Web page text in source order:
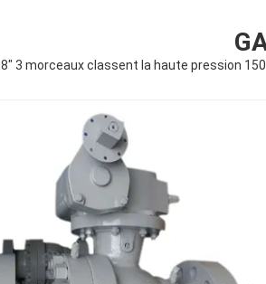
8" 3 morceaux classent la haute pression